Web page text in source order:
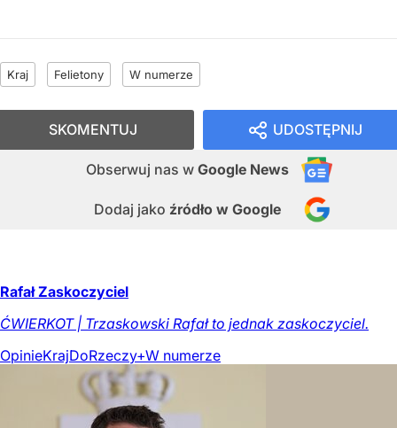
Kraj Felietony W numerze
UDOSTĘPNIJ
Obserwuj nas w Google News
Dodaj jako źródło w Google
SKOMENTUJ
Rafał Zaskoczyciel
ĆWIERKOT | Trzaskowski Rafał to jednak zaskoczyciel.
OpinieKrajDoRzeczy+W numerze